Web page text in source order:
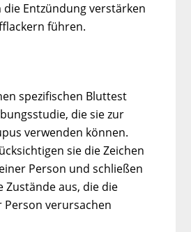
Entzündung verstärken
führen.
spezifischen Bluttest
die sie zur
verwenden können.
sie die Zeichen
Person und schließen
Zustände aus, die die
Person verursachen